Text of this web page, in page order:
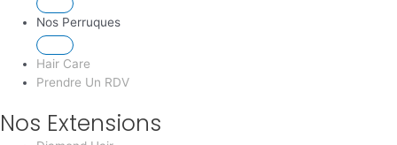
Nos Perruques
Hair Care
Prendre Un RDV
Nos Extensions